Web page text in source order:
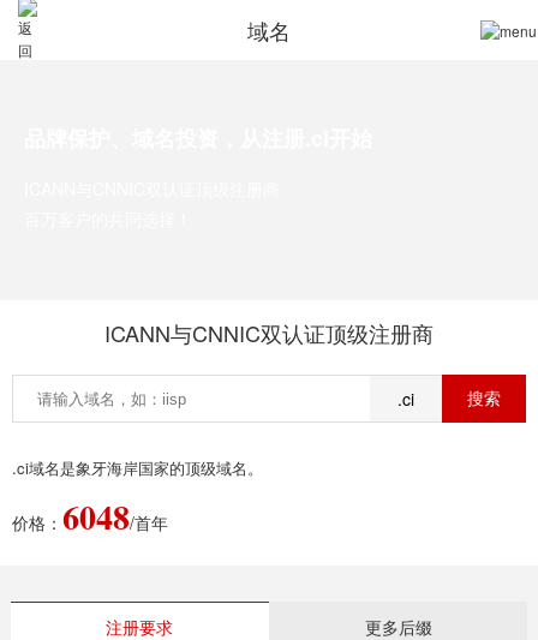
域名
ICANN与CNNIC双认证顶级注册商
.ci
.ci域名是象牙海岸国家的顶级域名。
价格： 6048/首年
注册要求 更多后缀